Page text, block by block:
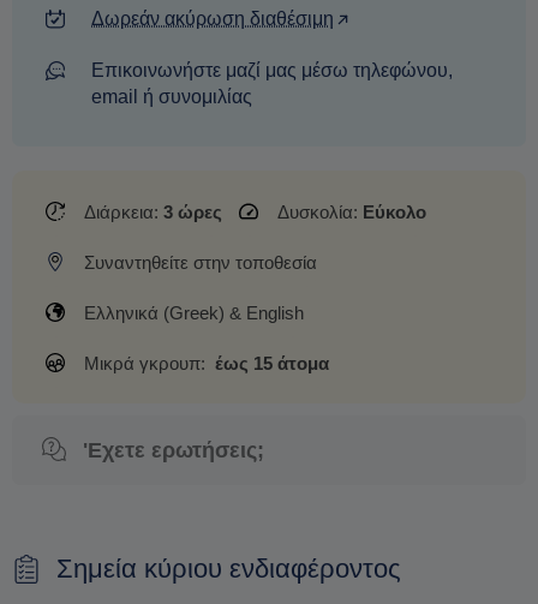
Δωρεάν ακύρωση διαθέσιμη
Επικοινωνήστε μαζί μας μέσω τηλεφώνου,
email ή συνομιλίας
Διάρκεια: 3 ώρες Δυσκολία: Εύκολο
Συναντηθείτε στην τοποθεσία
Ελληνικά (Greek) & English
Μικρά γκρουπ: έως 15 άτομα
'Εχετε ερωτήσεις;
Σημεία κύριου ενδιαφέροντος